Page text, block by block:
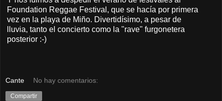
Foundation Reggae Festival, que se hacía por primera
vez en la playa de Miño. Divertidísimo, a pesar de
lluvia, tanto el concierto como la "rave" furgonetera
posterior :-)
Cante No hay comentarios:
Compartir